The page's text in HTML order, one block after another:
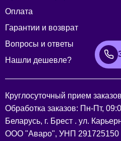
Оплата
Гарантии и возврат
Вопросы и ответы
Нашли дешевле?
Круглосуточный прием заказов
Обработка заказов: Пн-Пт,
Беларусь, г. Брест . ул.
ООО "Аваро", УНП 291725150